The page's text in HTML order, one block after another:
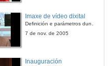
24 de maio de 2012
Imaxe de vídeo dixital
Definición e parámetros dunha imaxe dixital. Resolución e Aspecto. Profundidade da cor. Compresión. Frame por segundo. Entrelazado. Campos, cadros
7 de nov. de 2005
Inauguración